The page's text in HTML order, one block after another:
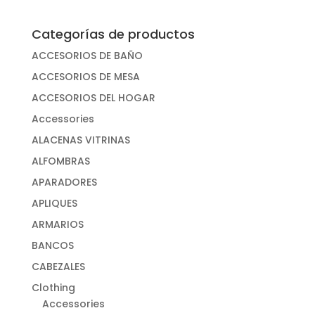
Categorías de productos
ACCESORIOS DE BAÑO
ACCESORIOS DE MESA
ACCESORIOS DEL HOGAR
Accessories
ALACENAS VITRINAS
ALFOMBRAS
APARADORES
APLIQUES
ARMARIOS
BANCOS
CABEZALES
Clothing
Accessories